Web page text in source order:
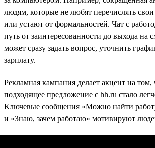
людям, которые не любят перечислять
или устают от формальностей. Чат с
путь от заинтересованности до выхода на
может сразу задать вопрос, уточнить
зарплату.
Рекламная кампания делает акцент на том,
подходящее предложение с hh.ru стало
Ключевые сообщения «Можно найти
и «Знаю, зачем работаю» мотивируют